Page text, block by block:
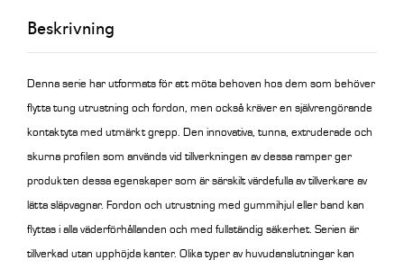
mängd
Beskrivning
Denna serie har utformats för att möta behoven hos dem som behöver
flytta tung utrustning och fordon, men också kräver en självrengörande
kontaktyta med utmärkt grepp. Den innovativa, tunna, extruderade och
skurna profilen som används vid tillverkningen av dessa ramper ger
produkten dessa egenskaper som är särskilt värdefulla av tillverkare av
lätta släpvagnar. Fordon och utrustning med gummihjul eller band kan
flyttas i alla väderförhållanden och med fullständig säkerhet. Serien är
tillverkad utan upphöjda kanter. Olika typer av huvudanslutningar kan